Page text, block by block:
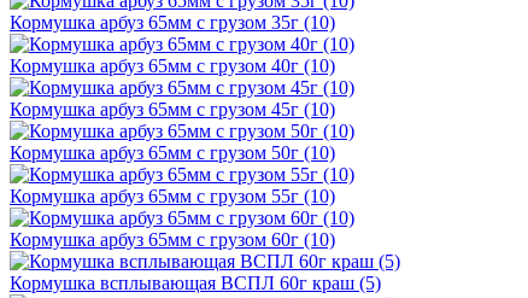
Кормушка арбуз 65мм с грузом 35г (10)
Кормушка арбуз 65мм с грузом 40г (10)
Кормушка арбуз 65мм с грузом 45г (10)
Кормушка арбуз 65мм с грузом 50г (10)
Кормушка арбуз 65мм с грузом 55г (10)
Кормушка арбуз 65мм с грузом 60г (10)
Кормушка всплывающая ВСПЛ 60г краш (5)